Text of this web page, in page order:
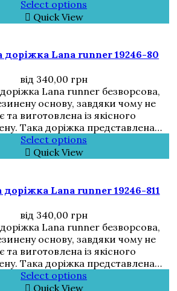
Select options
Quick View
Lana runner 19246-80
від 340,00 грн
Lana runner безворсова,
основу, завдяки чому не
та виготовлена із якісного
Така доріжка представлена…
Select options
Quick View
Lana runner 19246-811
від 340,00 грн
Lana runner безворсова,
основу, завдяки чому не
та виготовлена із якісного
Така доріжка представлена…
Select options
Quick View